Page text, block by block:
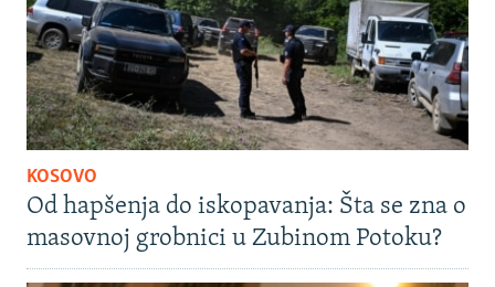
KOSOVO
Od hapšenja do iskopavanja: Šta se zna o
masovnoj grobnici u Zubinom Potoku?